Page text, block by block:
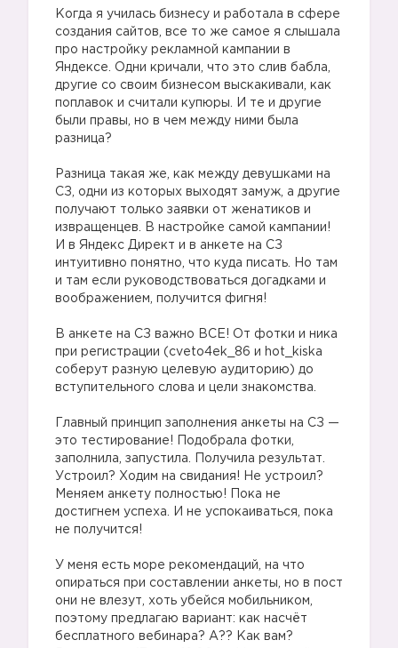
Когда я училась бизнесу и работала в сфере
создания сайтов, все то же самое я слышала
про настройку рекламной кампании в
Яндексе. Одни кричали, что это слив бабла,
другие со своим бизнесом выскакивали, как
поплавок и считали купюры. И те и другие
были правы, но в чем между ними была
разница?
Разница такая же, как между девушками на
СЗ, одни из которых выходят замуж, а другие
получают только заявки от женатиков и
извращенцев. В настройке самой кампании!
И в Яндекс Директ и в анкете на СЗ
интуитивно понятно, что куда писать. Но там
и там если руководствоваться догадками и
воображением, получится фигня!
В анкете на СЗ важно ВСЕ! От фотки и ника
при регистрации (cveto4ek_86 и hot_kiska
соберут разную целевую аудиторию) до
вступительного слова и цели знакомства.
Главный принцип заполнения анкеты на СЗ —
это тестирование! Подобрала фотки,
заполнила, запустила. Получила результат.
Устроил? Ходим на свидания! Не устроил?
Меняем анкету полностью! Пока не
достигнем успеха. И не успокаиваться, пока
не получится!
У меня есть море рекомендаций, на что
опираться при составлении анкеты, но в пост
они не влезут, хоть убейся мобильником,
поэтому предлагаю вариант: как насчёт
бесплатного вебинара? А?? Как вам?